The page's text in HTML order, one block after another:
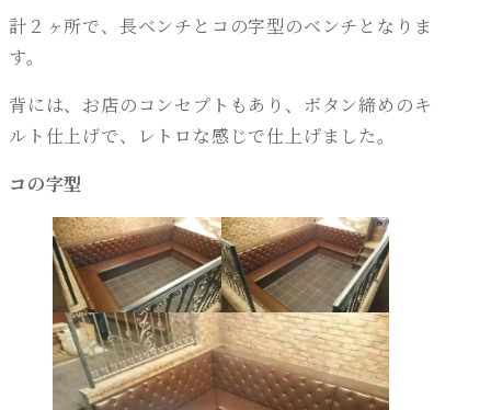
計２ヶ所で、長ベンチとコの字型のベンチとなりま
す。
背には、お店のコンセプトもあり、ボタン締めのキ
ルト仕上げで、レトロな感じで仕上げました。
コの字型